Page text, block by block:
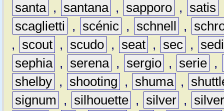
santa , santana , sapporo , satis
scaglietti
, scénic , schnell ,
,
scout , scudo , seat , sec ,
sephia , serena , sergio , serie ,
shelby , shooting , shuma ,
signum
, silhouette , silver ,